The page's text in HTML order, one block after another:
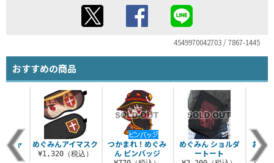
4549970042703 / 7867-1445
おすすめの商品
つかまれ！めぐみ
ん ピンバッジ
めぐみん ショルダ
ートート
おす
け
Tシャ めぐみんアイマスク
¥1,320（税込）